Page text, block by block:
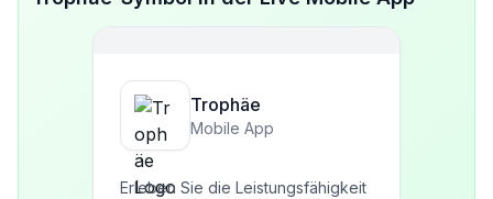
Trophäe
Mobile App
Erleben Sie die Leistungsfähigkeit